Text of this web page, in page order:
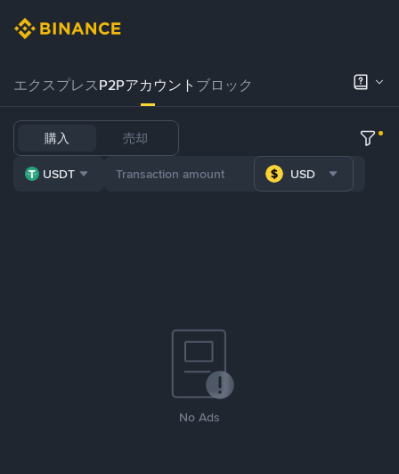
エクスプレスP2Pアカウント ブロック
購入 売却
USDT USD
No Ads